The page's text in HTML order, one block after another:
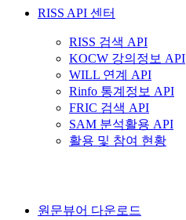
RISS API 센터
RISS 검색 API
KOCW 강의정보 API
WILL 연계 API
Rinfo 통계정보 API
FRIC 검색 API
SAM 분석활용 API
활용 및 참여 현황
원문뷰어 다운로드